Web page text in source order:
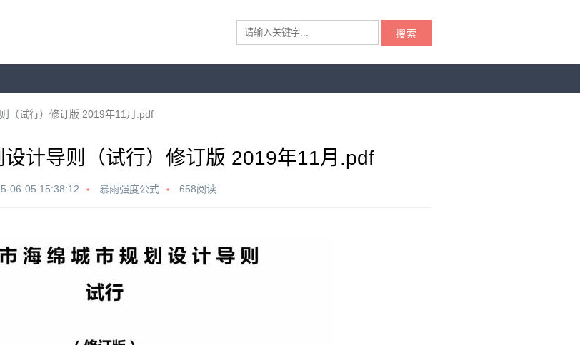
搜索
（试行）修订版 2019年11月.pdf
计导则（试行）修订版 2019年11月.pdf
06-05 15:38:12 暴雨强度公式 658阅读